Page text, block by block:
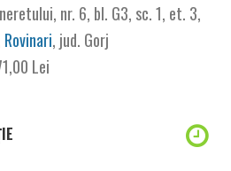
nr. 6, bl. G3, sc. 1, et. 3,
Rovinari, jud. Gorj
Lei